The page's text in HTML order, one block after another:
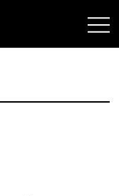
Lüdenscheid